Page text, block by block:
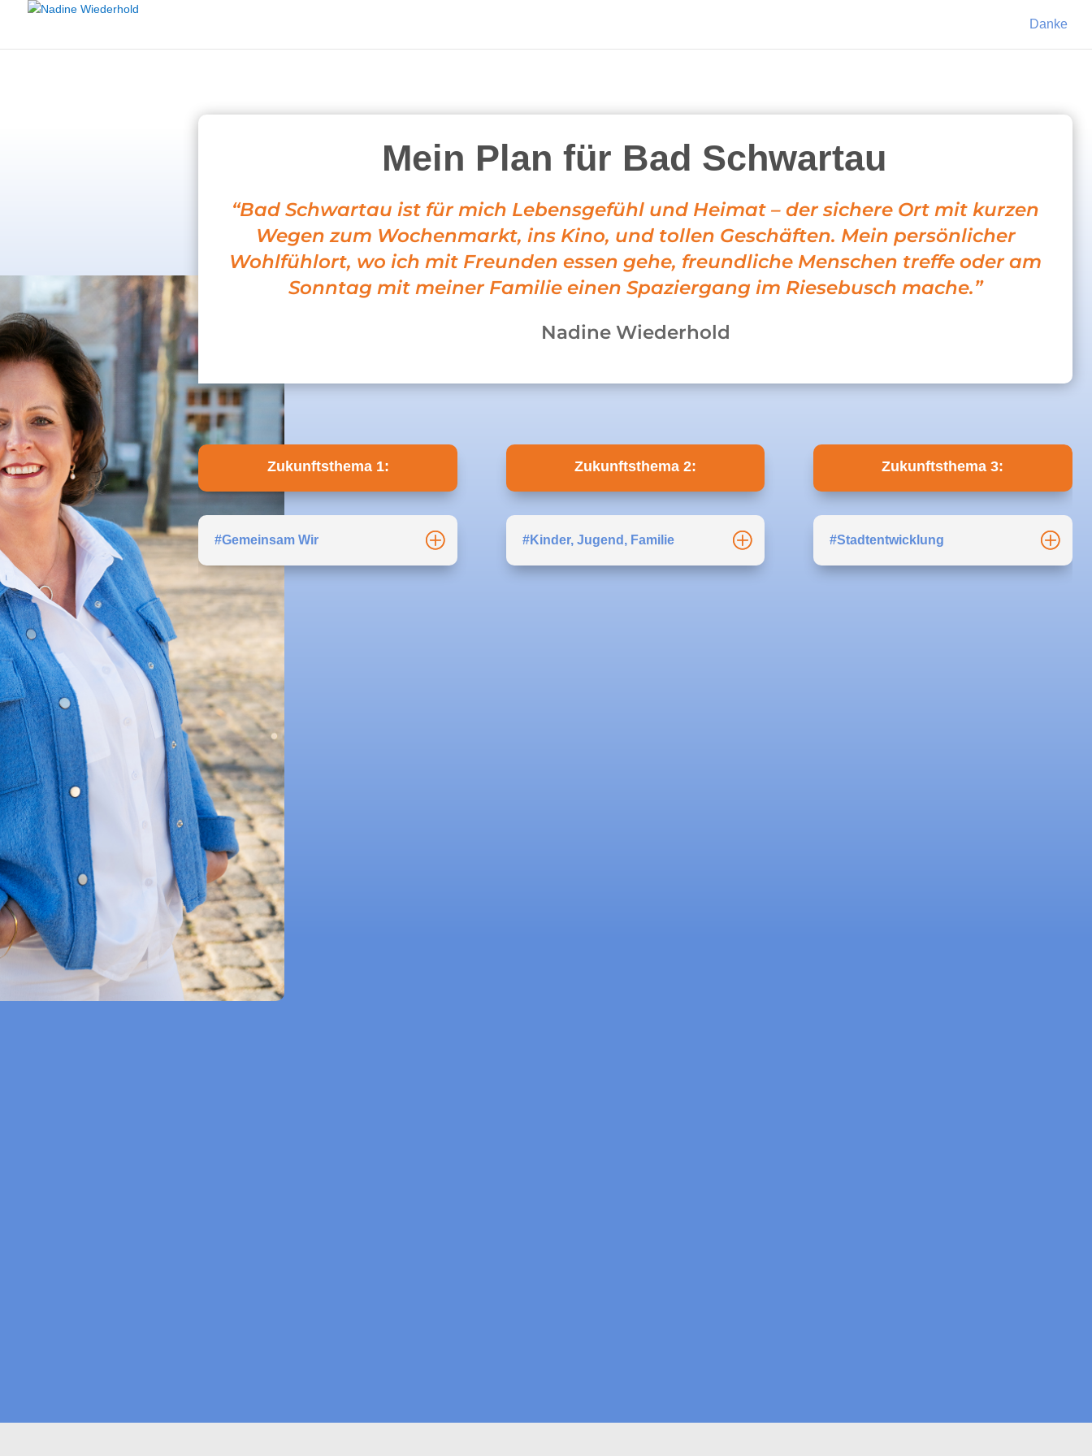
Danke
Mein Plan für Bad Schwartau
“Bad Schwartau ist für mich Lebensgefühl und Heimat – der sichere Ort mit kurzen
Wegen zum Wochenmarkt, ins Kino, und tollen Geschäften. Mein persönlicher
Wohlfühlort, wo ich mit Freunden essen gehe, freundliche Menschen treffe oder am
Sonntag mit meiner Familie einen Spaziergang im Riesebusch mache.”
Nadine Wiederhold
Zukunftsthema 1:
#Gemeinsam Wir
Zukunftsthema 2:
#Kinder, Jugend, Familie
Zukunftsthema 3:
#Stadtentwicklung